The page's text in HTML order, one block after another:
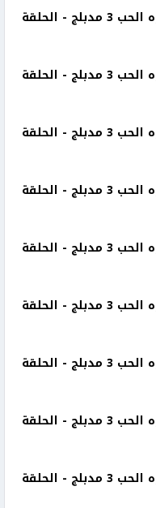
وجوه الحب 3 مدبلج - الحلقة
وجوه الحب 3 مدبلج - الحلقة
وجوه الحب 3 مدبلج - الحلقة
وجوه الحب 3 مدبلج - الحلقة
وجوه الحب 3 مدبلج - الحلقة
وجوه الحب 3 مدبلج - الحلقة
وجوه الحب 3 مدبلج - الحلقة
وجوه الحب 3 مدبلج - الحلقة
وجوه الحب 3 مدبلج - الحلقة